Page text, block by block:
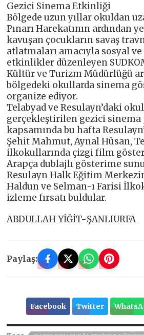
Gezici Sinema Etkinliği
Bölgede uzun yıllar okuldan
Pınarı Harekatının ardından
kavuşan çocukların savaş
atlatmaları amacıyla sosyal
etkinlikler düzenleyen
Kültür ve Turizm Müdürlüğü
bölgedeki okullarda sinema
organize ediyor.
Telabyad ve Resulayn’daki
gerçekleştirilen gezici sinema
kapsamında bu hafta
Şehit Mahmut, Aynal Hüsan,
ilkokullarında çizgi film
Arapça dublajlı gösterime
Resulayn Halk Eğitim
Haldun ve Selman-ı Farisi
izleme fırsatı buldular.
ABDULLAH YİĞİT-ŞANLIURFA
Paylaş:
Facebook Twitter